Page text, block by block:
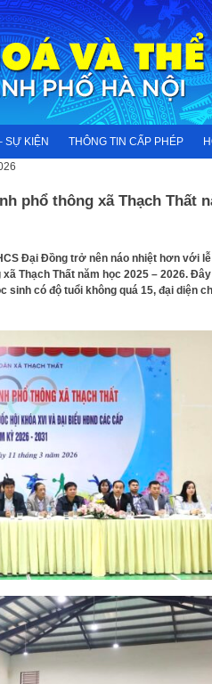
SỰ KIỆN THÔNG TIN CẤP PHÉP
phổ thông xã Thạch Thất
Đại Đồng trở nên náo nhiệt hơn với lễ
Thạch Thất năm học 2025 – 2026. Đây
sinh có độ tuổi không quá 15, đại diện